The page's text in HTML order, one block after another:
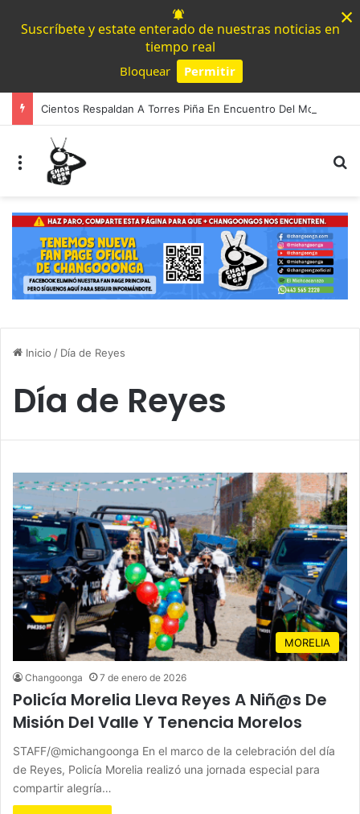
Suscríbete y estate enterado de nuestras noticias en
tiempo real
Bloquear Permitir
×
Menú
Inicio / Día de Reyes
Día de Reyes
MORELIA
Changoonga 7 de enero de 2026
Policía Morelia Lleva Reyes A Niñ@s De
Misión Del Valle Y Tenencia Morelos
STAFF/@michangoonga En el marco de la celebración del día
de Reyes, Policía Morelia realizó una jornada especial para
compartir alegría…